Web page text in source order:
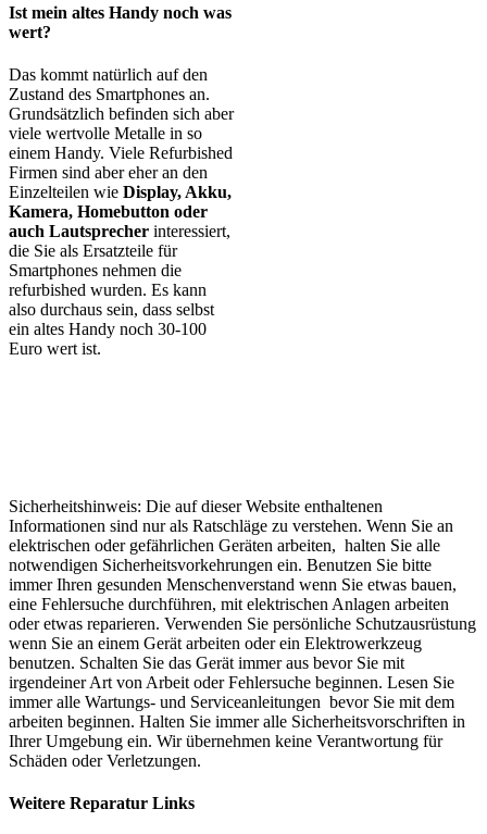
Ist mein altes Handy noch was
wert?
Das kommt natürlich auf den
Zustand des Smartphones an.
Grundsätzlich befinden sich aber
viele wertvolle Metalle in so
einem Handy. Viele Refurbished
Firmen sind aber eher an den
Einzelteilen wie Display, Akku,
Kamera, Homebutton oder
auch Lautsprecher interessiert,
die Sie als Ersatzteile für
Smartphones nehmen die
refurbished wurden. Es kann
also durchaus sein, dass selbst
ein altes Handy noch 30-100
Euro wert ist.
Sicherheitshinweis: Die auf dieser Website enthaltenen
Informationen sind nur als Ratschläge zu verstehen. Wenn Sie an
elektrischen oder gefährlichen Geräten arbeiten, halten Sie alle
notwendigen Sicherheitsvorkehrungen ein. Benutzen Sie bitte
immer Ihren gesunden Menschenverstand wenn Sie etwas bauen,
eine Fehlersuche durchführen, mit elektrischen Anlagen arbeiten
oder etwas reparieren. Verwenden Sie persönliche Schutzausrüstung
wenn Sie an einem Gerät arbeiten oder ein Elektrowerkzeug
benutzen. Schalten Sie das Gerät immer aus bevor Sie mit
irgendeiner Art von Arbeit oder Fehlersuche beginnen. Lesen Sie
immer alle Wartungs- und Serviceanleitungen bevor Sie mit dem
arbeiten beginnen. Halten Sie immer alle Sicherheitsvorschriften in
Ihrer Umgebung ein. Wir übernehmen keine Verantwortung für
Schäden oder Verletzungen.
Weitere Reparatur Links